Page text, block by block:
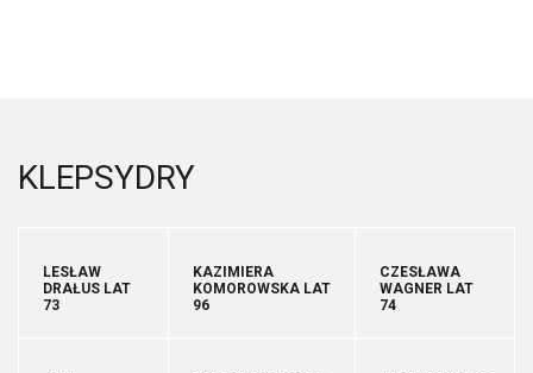
KLEPSYDRY
LESŁAW
DRAŁUS LAT
73
KAZIMIERA
KOMOROWSKA LAT
96
CZESŁAWA
WAGNER LAT
74